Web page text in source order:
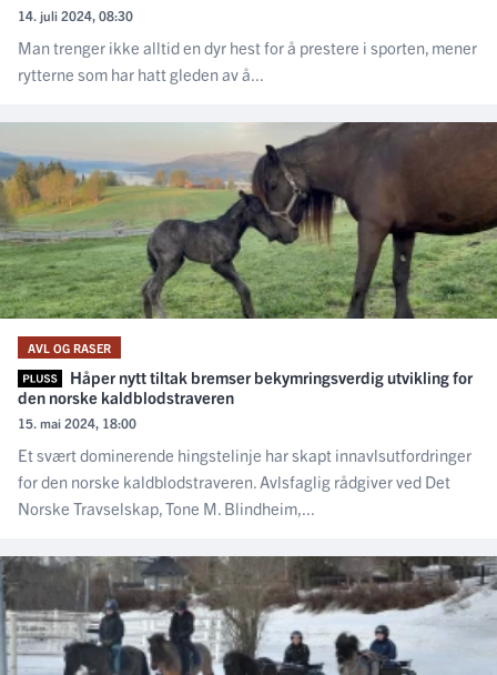
14. juli 2024, 08:30
Man trenger ikke alltid en dyr hest for å prestere i sporten, mener
rytterne som har hatt gleden av å...
AVL OG RASER
Håper nytt tiltak bremser bekymringsverdig utvikling for
den norske kaldblodstraveren
15. mai 2024, 18:00
Et svært dominerende hingstelinje har skapt innavlsutfordringer
for den norske kaldblodstraveren. Avlsfaglig rådgiver ved Det
Norske Travselskap, Tone M. Blindheim,...